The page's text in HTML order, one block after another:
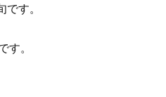
す。
す。